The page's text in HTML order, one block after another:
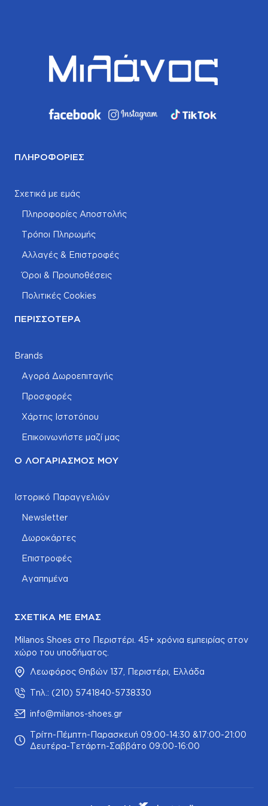
ΠΛΗΡΟΦΟΡΊΕΣ
Σχετικά με εμάς
Πληροφορίες Αποστολής
Τρόποι Πληρωμής
Αλλαγές & Επιστροφές
Όροι & Προυποθέσεις
Πολιτικές Cookies
ΠΕΡΙΣΣΌΤΕΡΑ
Brands
Αγορά Δωροεπιταγής
Προσφορές
Χάρτης Ιστοτόπου
Επικοινωνήστε μαζί μας
Ο ΛΟΓΑΡΙΑΣΜΌΣ ΜΟΥ
Ιστορικό Παραγγελιών
Newsletter
Δωροκάρτες
Επιστροφές
Αγαπημένα
ΣΧΕΤΙΚΆ ΜΕ ΕΜΆΣ
Milanos Shoes στο Περιστέρι. 45+ χρόνια εμπειρίας στον
χώρο του υποδήματος.
Λεωφόρος Θηβών 137, Περιστέρι, Ελλάδα
Τηλ.: (210) 5741840-5738330
info@milanos-shoes.gr
Τρίτη-Πέμπτη-Παρασκευή 09:00-14:30 &17:00-21:00
Δευτέρα-Τετάρτη-Σαββάτο 09:00-16:00